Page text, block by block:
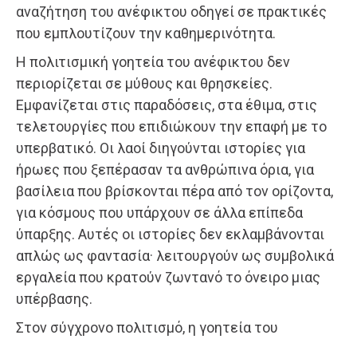
αναζήτηση του ανέφικτου οδηγεί σε πρακτικές
που εμπλουτίζουν την καθημερινότητα.
Η πολιτισμική γοητεία του ανέφικτου δεν
περιορίζεται σε μύθους και θρησκείες.
Εμφανίζεται στις παραδόσεις, στα έθιμα, στις
τελετουργίες που επιδιώκουν την επαφή με το
υπερβατικό. Οι λαοί διηγούνται ιστορίες για
ήρωες που ξεπέρασαν τα ανθρώπινα όρια, για
βασίλεια που βρίσκονται πέρα από τον ορίζοντα,
για κόσμους που υπάρχουν σε άλλα επίπεδα
ύπαρξης. Αυτές οι ιστορίες δεν εκλαμβάνονται
απλώς ως φαντασία· λειτουργούν ως συμβολικά
εργαλεία που κρατούν ζωντανό το όνειρο μιας
υπέρβασης.
Στον σύγχρονο πολιτισμό, η γοητεία του